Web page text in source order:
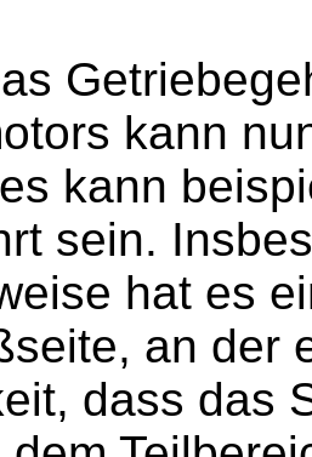
kann
kann
sein.
hat es
an der
dass das